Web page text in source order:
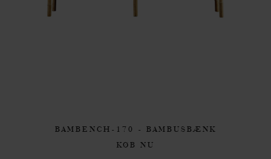
BAMBENCH-170 - BAMBUSBÆNK
KØB NU